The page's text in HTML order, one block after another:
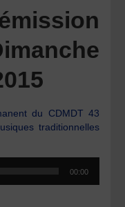
du CDMDT 43
traditionnelles
00:00